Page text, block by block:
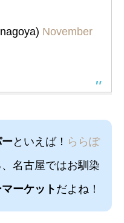
November
といえば！ ららぽ
名古屋ではお馴染
ーケットだよね！